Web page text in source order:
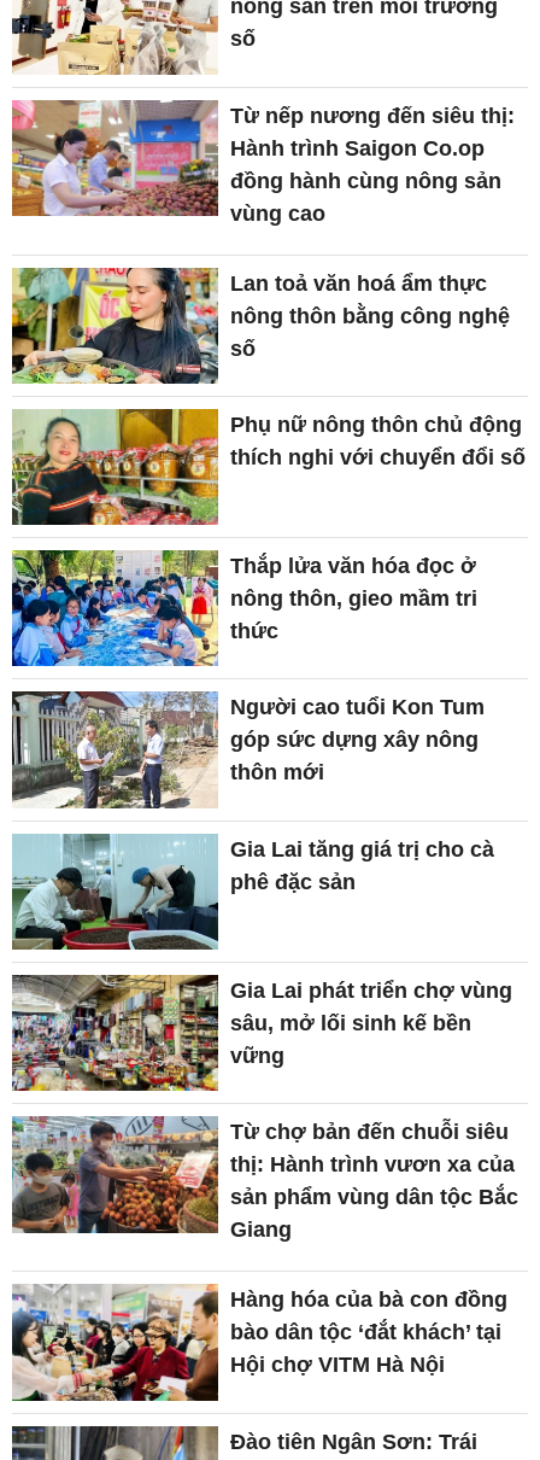
nông sản trên môi trường
số
Từ nếp nương đến siêu thị:
Hành trình Saigon Co.op
đồng hành cùng nông sản
vùng cao
Lan toả văn hoá ẩm thực
nông thôn bằng công nghệ
số
Phụ nữ nông thôn chủ động
thích nghi với chuyển đổi số
Thắp lửa văn hóa đọc ở
nông thôn, gieo mầm tri
thức
Người cao tuổi Kon Tum
góp sức dựng xây nông
thôn mới
Gia Lai tăng giá trị cho cà
phê đặc sản
Gia Lai phát triển chợ vùng
sâu, mở lối sinh kế bền
vững
Từ chợ bản đến chuỗi siêu
thị: Hành trình vươn xa của
sản phẩm vùng dân tộc Bắc
Giang
Hàng hóa của bà con đồng
bào dân tộc ‘đắt khách’ tại
Hội chợ VITM Hà Nội
Đào tiên Ngân Sơn: Trái